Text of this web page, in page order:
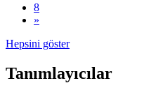
8
»
Hepsini göster
Tanımlayıcılar